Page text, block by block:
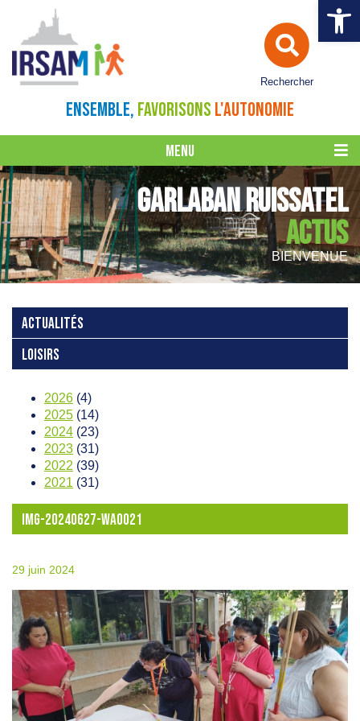
Ouvrir
Rechercher
ENSEMBLE, FAVORISONS L'AUTONOMIE
MENU
GARLABAN RUISSATEL
ACTUS
BIENVENUE
ACTUALITÉS
LOISIRS
2026 (4)
2025 (14)
2024 (23)
2023 (31)
2022 (39)
2021 (31)
IMG-20240627-WA0021
29 juin 2024